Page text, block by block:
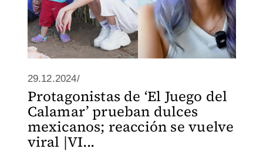
29.12.2024/
Protagonistas de ‘El Juego del
Calamar’ prueban dulces
mexicanos; reacción se vuelve
viral |VI...